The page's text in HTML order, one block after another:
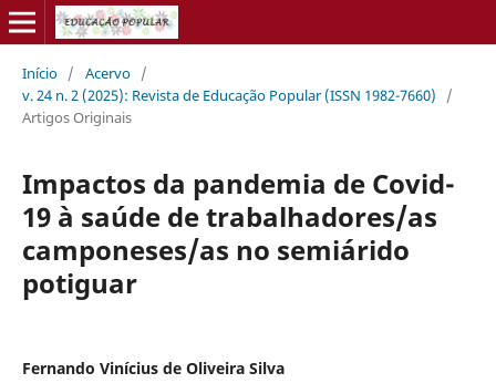
Início / Acervo /
v. 24 n. 2 (2025): Revista de Educação Popular (ISSN 1982-7660)
/
Artigos Originais
Impactos da pandemia de Covid-
19 à saúde de trabalhadores/as
camponeses/as no semiárido
potiguar
Fernando Vinícius de Oliveira Silva